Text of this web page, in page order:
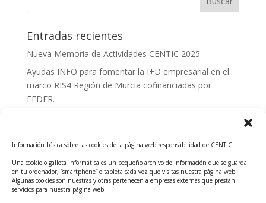
Información básica sobre las cookies de la página web responsabilidad de CENTIC
Una cookie o galleta informática es un pequeño archivo de información que se guarda
en tu ordenador, “smartphone” o tableta cada vez que visitas nuestra página web.
Algunas cookies son nuestras y otras pertenecen a empresas externas que prestan
servicios para nuestra página web.
Entradas recientes
Nueva Memoria de Actividades CENTIC 2025
Ayudas INFO para fomentar la I+D empresarial en el
marco RIS4 Región de Murcia cofinanciadas por
FEDER.
Tecnológicos 2ª ed.
Ayudas INFO para el apoyo a las empresas
innovadoras con potencial tecnológico y escalables
Convocatoria Cheque de Innovación. Ayudas INFO